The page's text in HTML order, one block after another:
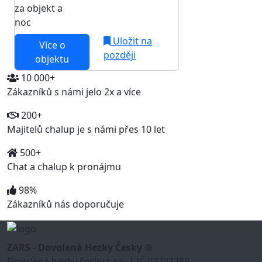
za objekt a
noc
Více o
objektu
Uložit na
později
10 000+
Zákazníků s námi jelo 2x a více
200+
Majitelů chalup je s námi přes 10 let
500+
Chat a chalup k pronájmu
98%
Zákazníků nás doporučuje
ZARS - Dovolená Hezky Česky ®